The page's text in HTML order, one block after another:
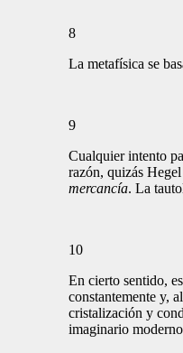
8
La metafísica se
9
Cualquier intento
razón, quizás
mercancía. La
10
En cierto sentido,
constantemente y,
cristalización y
imaginario